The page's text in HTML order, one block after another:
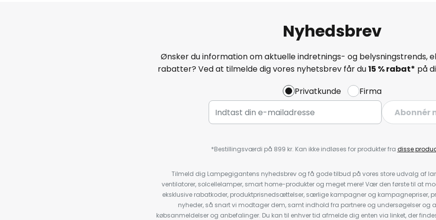
Nyhedsbrev
Ønsker du information om aktuelle indretnings- og belysningstrends,
rabatter? Ved at tilmelde dig vores nyhetsbrev får du15 % rabat* på
Privatkunde
Firma
Abonnér
*Bestillingsværdi på 899 kr. Kan ikke indløses for produkter fra disse
Tilmeld dig Lampegigantens nyhedsbrev og få gode tilbud på vores store udvalg af
ventilatorer, solcellelamper, smart home-produkter og meget mere! Vær den første til at
eksklusive rabatkoder, produktprisnedsættelser, særlige kampagner og kampagnepriser,
nyheder, så snart vi modtager dem, samt indhold fra partnere og undersøgelser og
købsanmeldelser og anbefalinger. Du kan til enhver tid afmelde dig enten via linket, der